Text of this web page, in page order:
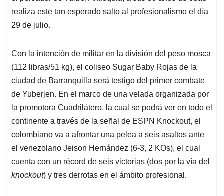
realiza este tan esperado salto al profesionalismo el día
29 de julio.
Con la intención de militar en la división del peso mosca
(112 libras/51 kg), el coliseo Sugar Baby Rojas de la
ciudad de Barranquilla será testigo del primer combate
de Yuberjen. En el marco de una velada organizada por
la promotora Cuadrilátero, la cual se podrá ver en todo el
continente a través de la señal de ESPN Knockout, el
colombiano va a afrontar una pelea a seis asaltos ante
el venezolano Jeison Hernández (6-3, 2 KOs), el cual
cuenta con un récord de seis victorias (dos por la vía del
knockout) y tres derrotas en el ámbito profesional.